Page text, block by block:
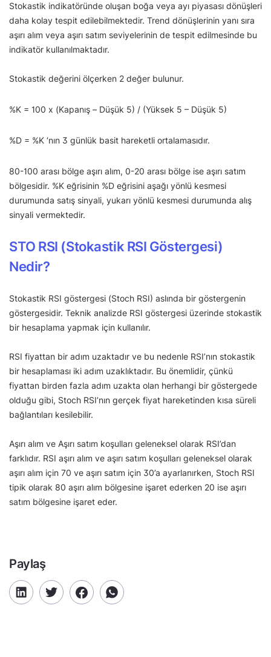
Stokastik indikatöründe oluşan boğa veya ayı piyasası dönüşleri
daha kolay tespit edilebilmektedir. Trend dönüşlerinin yanı sıra
aşırı alım veya aşırı satım seviyelerinin de tespit edilmesinde bu
indikatör kullanılmaktadır.
Stokastik değerini ölçerken 2 değer bulunur.
%K = 100 x (Kapanış – Düşük 5) / (Yüksek 5 – Düşük 5)
%D = %K ‘nın 3 günlük basit hareketli ortalamasıdır.
80-100 arası bölge aşırı alım, 0-20 arası bölge ise aşırı satım
bölgesidir. %K eğrisinin %D eğrisini aşağı yönlü kesmesi
durumunda satış sinyali, yukarı yönlü kesmesi durumunda alış
sinyali vermektedir.
STO RSI (Stokastik RSI Göstergesi)
Nedir?
Stokastik RSI göstergesi (Stoch RSI) aslında bir göstergenin
göstergesidir. Teknik analizde RSI göstergesi üzerinde stokastik
bir hesaplama yapmak için kullanılır.
RSI fiyattan bir adım uzaktadır ve bu nedenle RSI’nın stokastik
bir hesaplaması iki adım uzaklıktadır. Bu önemlidir, çünkü
fiyattan birden fazla adım uzakta olan herhangi bir göstergede
olduğu gibi, Stoch RSI’nın gerçek fiyat hareketinden kısa süreli
bağlantıları kesilebilir.
Aşırı alım ve Aşırı satım koşulları geleneksel olarak RSI’dan
farklıdır. RSI aşırı alım ve aşırı satım koşulları geleneksel olarak
aşırı alım için 70 ve aşırı satım için 30’a ayarlanırken, Stoch RSI
tipik olarak 80 aşırı alım bölgesine işaret ederken 20 ise aşırı
satım bölgesine işaret eder.
Paylaş